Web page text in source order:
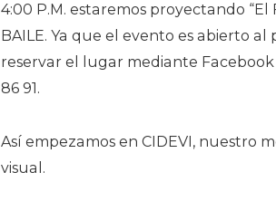
4:00 P.M. estaremos proyectando “El
BAILE. Ya que el evento es abierto
reservar el lugar mediante
86 91.
Así empezamos en CIDEVI, nuestro
visual.